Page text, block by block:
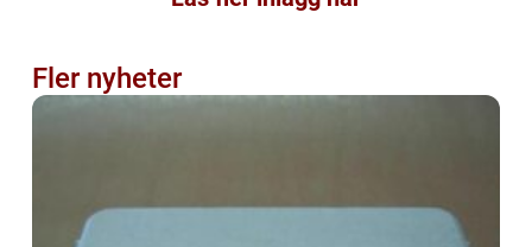
Fler nyheter